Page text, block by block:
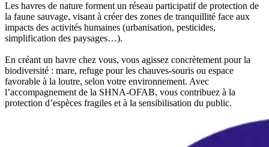
Les havres de nature forment un réseau participatif de protection de
la faune sauvage, visant à créer des zones de tranquillité face aux
impacts des activités humaines (urbanisation, pesticides,
simplification des paysages…).
En créant un havre chez vous, vous agissez concrètement pour la
biodiversité : mare, refuge pour les chauves-souris ou espace
favorable à la loutre, selon votre environnement. Avec
l’accompagnement de la SHNA-OFAB, vous contribuez à la
protection d’espèces fragiles et à la sensibilisation du public.